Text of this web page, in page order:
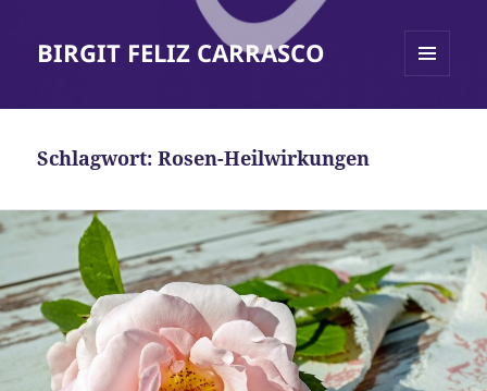
BIRGIT FELIZ CARRASCO
Schlagwort:Rosen-Heilwirkungen